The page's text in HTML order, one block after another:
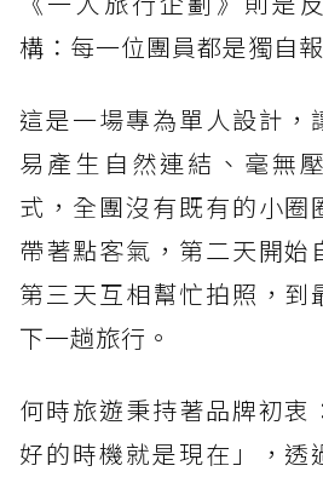
構：每一位團員都是獨自報
這是一場專為單人設計，
易產生自然連結、毫無
式，全團沒有既有的小圈
帶著點客氣，第二天開始
第三天互相幫忙拍照，到
下一趟旅行。
何時旅遊秉持著品牌初衷
好的時機就是現在」，透